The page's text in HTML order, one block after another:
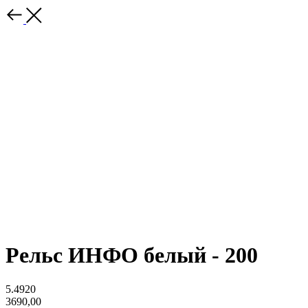
Рельс ИНФО белый - 200
5.4920
3690,00